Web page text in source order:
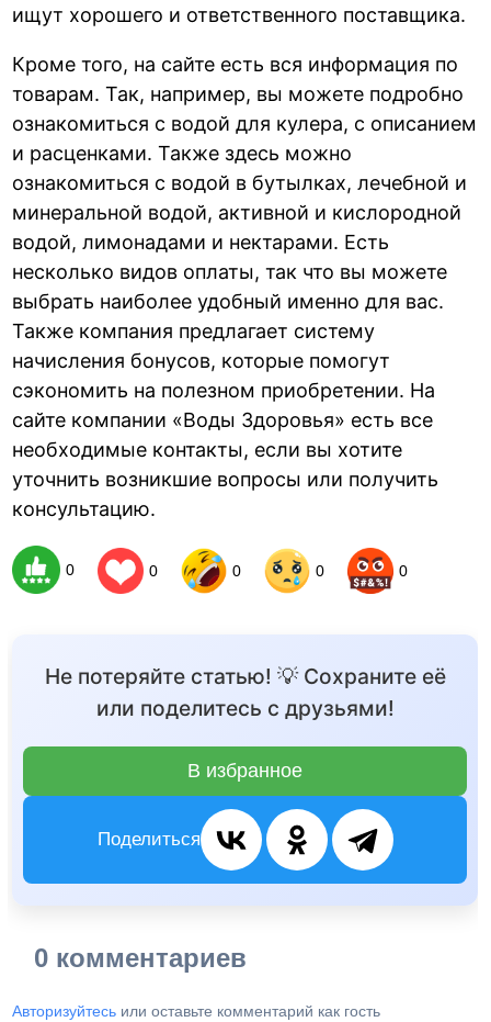
ищут хорошего и ответственного поставщика.
Кроме того, на сайте есть вся информация по
товарам. Так, например, вы можете подробно
ознакомиться с водой для кулера, с описанием
и расценками. Также здесь можно
ознакомиться с водой в бутылках, лечебной и
минеральной водой, активной и кислородной
водой, лимонадами и нектарами. Есть
несколько видов оплаты, так что вы можете
выбрать наиболее удобный именно для вас.
Также компания предлагает систему
начисления бонусов, которые помогут
сэкономить на полезном приобретении. На
сайте компании «Воды Здоровья» есть все
необходимые контакты, если вы хотите
уточнить возникшие вопросы или получить
консультацию.
0 0 0 0 0
Не потеряйте статью! 💡 Сохраните её
или поделитесь с друзьями!
В избранное
Поделиться
0 комментариев
Авторизуйтесь или оставьте комментарий как гость